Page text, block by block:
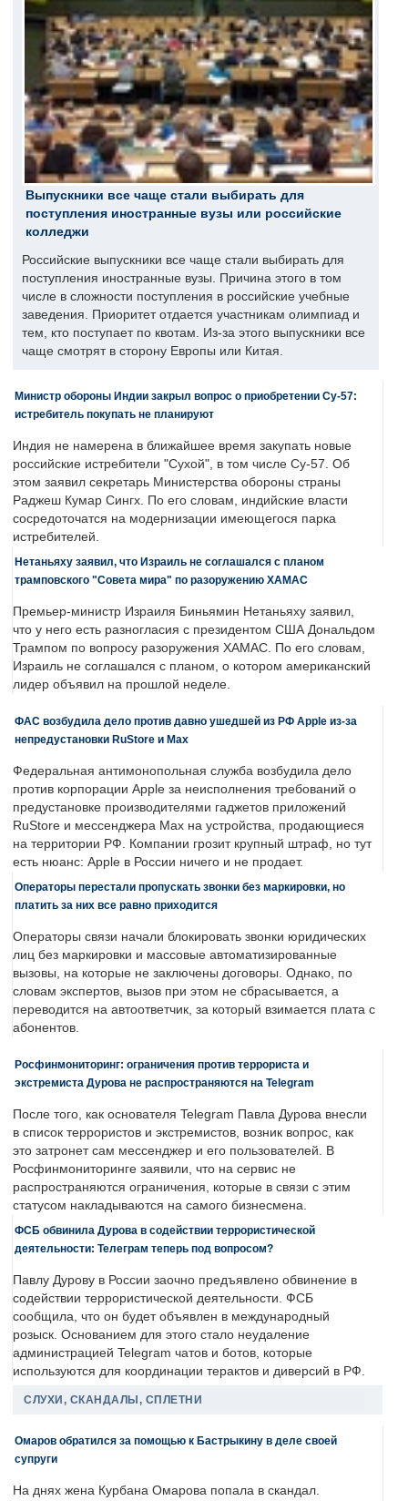
Выпускники все чаще стали выбирать для
поступления иностранные вузы или российские
колледжи
Российские выпускники все чаще стали выбирать для
поступления иностранные вузы. Причина этого в том
числе в сложности поступления в российские учебные
заведения. Приоритет отдается участникам олимпиад и
тем, кто поступает по квотам. Из-за этого выпускники все
чаще смотрят в сторону Европы или Китая.
Министр обороны Индии закрыл вопрос о приобретении Су-57:
истребитель покупать не планируют
Индия не намерена в ближайшее время закупать новые
российские истребители "Сухой", в том числе Су-57. Об
этом заявил секретарь Министерства обороны страны
Раджеш Кумар Сингх. По его словам, индийские власти
сосредоточатся на модернизации имеющегося парка
истребителей.
Нетаньяху заявил, что Израиль не соглашался с планом
трамповского "Совета мира" по разоружению ХАМАС
Премьер-министр Израиля Биньямин Нетаньяху заявил,
что у него есть разногласия с президентом США Дональдом
Трампом по вопросу разоружения ХАМАС. По его словам,
Израиль не соглашался с планом, о котором американский
лидер объявил на прошлой неделе.
ФАС возбудила дело против давно ушедшей из РФ Apple из-за
непредустановки RuStore и Max
Федеральная антимонопольная служба возбудила дело
против корпорации Apple за неисполнения требований о
предустановке производителями гаджетов приложений
RuStore и мессенджера Max на устройства, продающиеся
на территории РФ. Компании грозит крупный штраф, но тут
есть нюанс: Apple в России ничего и не продает.
Операторы перестали пропускать звонки без маркировки, но
платить за них все равно приходится
Операторы связи начали блокировать звонки юридических
лиц без маркировки и массовые автоматизированные
вызовы, на которые не заключены договоры. Однако, по
словам экспертов, вызов при этом не сбрасывается, а
переводится на автоответчик, за который взимается плата с
абонентов.
Росфинмониторинг: ограничения против террориста и
экстремиста Дурова не распространяются на Telegram
После того, как основателя Telegram Павла Дурова внесли
в список террористов и экстремистов, возник вопрос, как
это затронет сам мессенджер и его пользователей. В
Росфинмониторинге заявили, что на сервис не
распространяются ограничения, которые в связи с этим
статусом накладываются на самого бизнесмена.
ФСБ обвинила Дурова в содействии террористической
деятельности: Телеграм теперь под вопросом?
Павлу Дурову в России заочно предъявлено обвинение в
содействии террористической деятельности. ФСБ
сообщила, что он будет объявлен в международный
розыск. Основанием для этого стало неудаление
администрацией Telegram чатов и ботов, которые
используются для координации терактов и диверсий в РФ.
СЛУХИ, СКАНДАЛЫ, СПЛЕТНИ
Омаров обратился за помощью к Бастрыкину в деле своей
супруги
На днях жена Курбана Омарова попала в скандал.